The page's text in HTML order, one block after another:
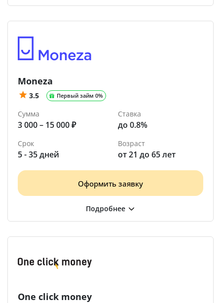
Moneza
3.5 Первый займ 0%
Сумма
3 000 – 15 000 ₽
Ставка
до 0.8%
Срок
5 - 35 дней
Возраст
от 21 до 65 лет
Оформить заявку
One click money